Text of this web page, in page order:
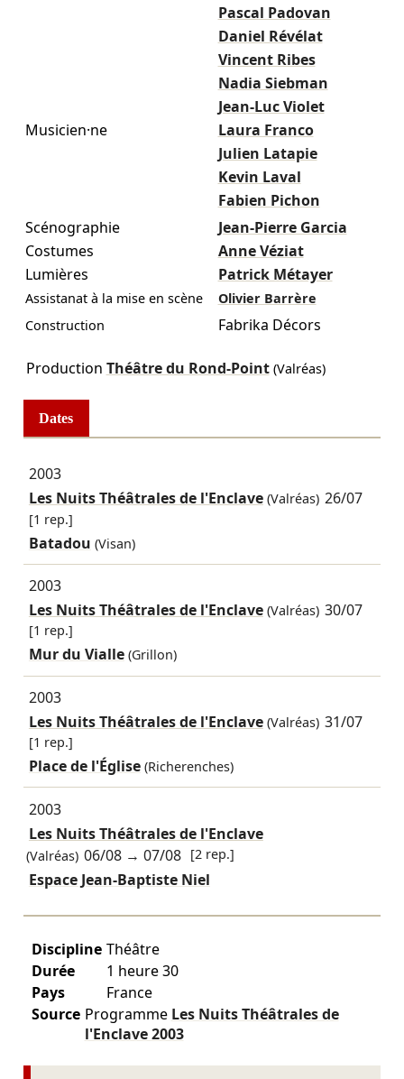
Pascal Padovan
Daniel Révélat
Vincent Ribes
Nadia Siebman
Jean-Luc Violet
Musicien·ne
Laura Franco
Julien Latapie
Kevin Laval
Fabien Pichon
Scénographie
Jean-Pierre Garcia
Costumes
Anne Véziat
Lumières
Patrick Métayer
Assistanat à la mise en scène
Olivier Barrère
Construction
Fabrika Décors
Production Théâtre du Rond-Point(Valréas)
Dates
2003
Les Nuits Théâtrales de l'Enclave(Valréas) 26/07
[1 rep.]
Batadou (Visan)
2003
Les Nuits Théâtrales de l'Enclave(Valréas) 30/07
[1 rep.]
Mur du Vialle (Grillon)
2003
Les Nuits Théâtrales de l'Enclave(Valréas) 31/07
[1 rep.]
Place de l'Église (Richerenches)
2003
Les Nuits Théâtrales de l'Enclave
(Valréas) 06/08 →07/08 [2 rep.]
Espace Jean-Baptiste Niel
Discipline Théâtre
Durée
1 heure 30
Pays
France
Source Programme Les Nuits Théâtrales de
l'Enclave2003